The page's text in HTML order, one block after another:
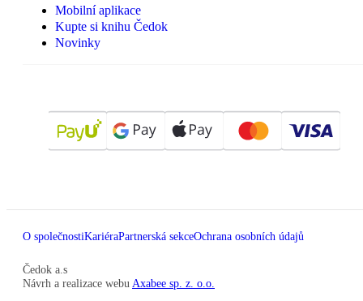
Mobilní aplikace
Kupte si knihu Čedok
Novinky
O společnostiKariéraPartnerská sekceOchrana osobních údajů
Čedok a.s
Návrh a realizace webu Axabee sp. z. o.o.